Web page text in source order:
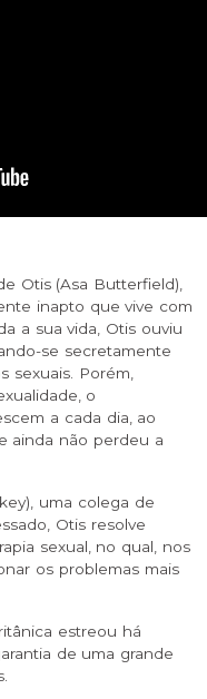
Otis (Asa Butterfield),
inapto que vive com
a sua vida, Otis ouviu
se secretamente
sexuais. Porém,
o
a cada dia, ao
ainda não perdeu a
uma colega de
Otis resolve
sexual, no qual, nos
os problemas mais
estreou há
de uma grande